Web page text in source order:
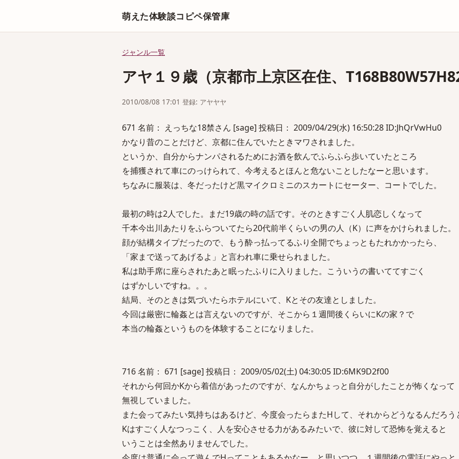
萌えた体験談コピペ保管庫
ジャンル一覧
アヤ１９歳（京都市上京区在住、
2010/08/08 17:01 登録: アヤヤヤ
671 名前： えっちな18禁さん [sage] 投稿日： 2009/04/29(水) 16:50:28 ID:JhQrVwHu0
かなり昔のことだけど、京都に住んでいたときマワされました。
というか、自分からナンパされるためにお酒を飲んでふらふら歩いていたところ
を捕獲されて車にのっけられて、今考えるとほんと危ないことしたなーと思います。
ちなみに服装は、冬だったけど黒マイクロミニのスカートにセーター、コートでした。
最初の時は2人でした。まだ19歳の時の話です。そのときすごく人肌恋しくなって
千本今出川あたりをふらついてたら20代前半くらいの男の人（K）に声をかけられました。
顔が結構タイプだったので、もう酔っ払ってるふり全開でちょっともたれかかったら、
「家まで送ってあげるよ」と言われ車に乗せられました。
私は助手席に座らされたあと眠ったふりに入りました。こういうの書いててすごく
はずかしいですね。。。
結局、そのときは気づいたらホテルにいて、Kとその友達としました。
今回は厳密に輪姦とは言えないのですが、そこから１週間後くらいにKの家？で
本当の輪姦というものを体験することになりました。
716 名前： 671 [sage] 投稿日： 2009/05/02(土) 04:30:05 ID:6MK9D2f00
それから何回かKから着信があったのですが、なんかちょっと自分がしたことが怖くなって
無視していました。
また会ってみたい気持ちはあるけど、今度会ったらまたHして、それからどうなるんだろう
Kはすごく人なつっこく、人を安心させる力があるみたいで、彼に対して恐怖を覚えると
いうことは全然ありませんでした。